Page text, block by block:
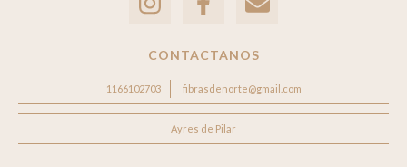
CONTACTANOS
1166102703 fibrasdenorte@gmail.com
Ayres de Pilar